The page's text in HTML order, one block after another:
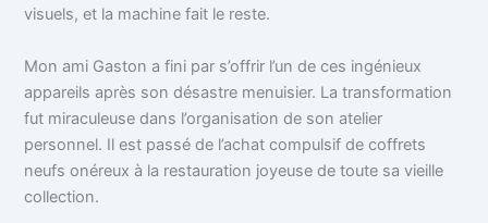
visuels, et la machine fait le reste.
Mon ami Gaston a fini par s’offrir l’un de ces ingénieux
appareils après son désastre menuisier. La transformation
fut miraculeuse dans l’organisation de son atelier
personnel. Il est passé de l’achat compulsif de coffrets
neufs onéreux à la restauration joyeuse de toute sa vieille
collection.